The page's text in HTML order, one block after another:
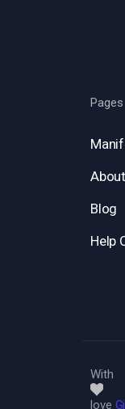
Pages
Blog
Help
With
love